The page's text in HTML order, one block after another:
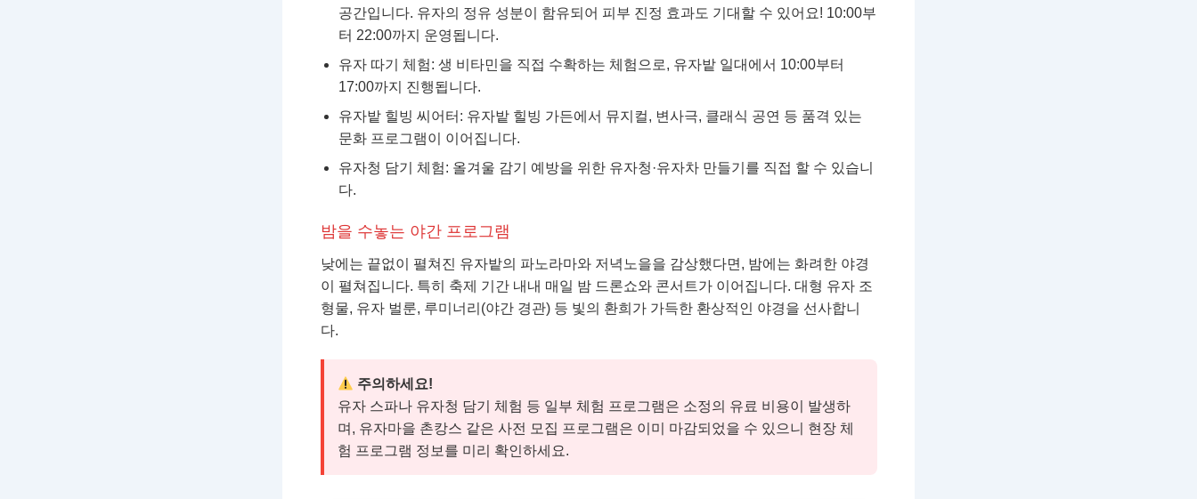
공간입니다. 유자의 정유 성분이 함유되어 피부 진정 효과도 기대할 수 있어요! 10:00부
터 22:00까지 운영됩니다.
유자 따기 체험: 생 비타민을 직접 수확하는 체험으로, 유자밭 일대에서 10:00부터
17:00까지 진행됩니다.
유자밭 힐빙 씨어터: 유자밭 힐빙 가든에서 뮤지컬, 변사극, 클래식 공연 등 품격 있는
문화 프로그램이 이어집니다.
유자청 담기 체험: 올겨울 감기 예방을 위한 유자청·유자차 만들기를 직접 할 수 있습니
다.
밤을 수놓는 야간 프로그램
낮에는 끝없이 펼쳐진 유자밭의 파노라마와 저녁노을을 감상했다면, 밤에는 화려한 야경
이 펼쳐집니다. 특히 축제 기간 내내 매일 밤 드론쇼와 콘서트가 이어집니다. 대형 유자 조
형물, 유자 벌룬, 루미너리(야간 경관) 등 빛의 환희가 가득한 환상적인 야경을 선사합니
다.
주의하세요!
유자 스파나 유자청 담기 체험 등 일부 체험 프로그램은 소정의 유료 비용이 발생하
며, 유자마을 촌캉스 같은 사전 모집 프로그램은 이미 마감되었을 수 있으니 현장 체
험 프로그램 정보를 미리 확인하세요.